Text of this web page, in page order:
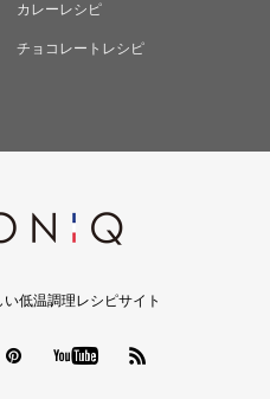
カレーレシピ
チョコレートレシピ
低温調理レシピサイト